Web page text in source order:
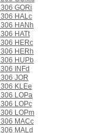
306 GORi
306 HALc
306 HANh
306 HATt
306 HERc
306 HERh
306 HUPb
306 INFd
306 JOR
306 KLEe
306 LOPa
306 LOPc
306 LOPm
306 MACc
306 MALd